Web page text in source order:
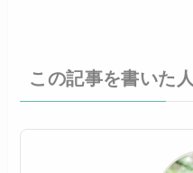
この記事を書いた人